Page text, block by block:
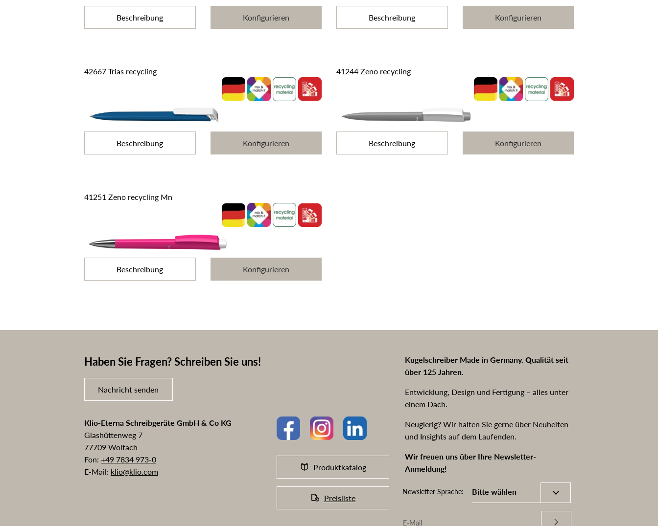
Beschreibung Konfigurieren Beschreibung Konfigurieren
42667 Trias recycling
Beschreibung Konfigurieren
41244 Zeno recycling
Beschreibung Konfigurieren
41251 Zeno recycling Mn
Beschreibung Konfigurieren
Haben Sie Fragen? Schreiben Sie uns!
Nachricht senden
Kugelschreiber Made in Germany. Qualität seit
über 125 Jahren.
Entwicklung, Design und Fertigung – alles unter
einem Dach.
Neugierig? Wir halten Sie gerne über Neuheiten
und Insights auf dem Laufenden.
Wir freuen uns über Ihre Newsletter-
Anmeldung!
Newsletter Sprache:
Klio-Eterna Schreibgeräte GmbH & Co KG
Glashüttenweg 7
77709 Wolfach
Fon: +49 7834 973-0
E-Mail: klio@klio.com Produktkatalog
Preisliste